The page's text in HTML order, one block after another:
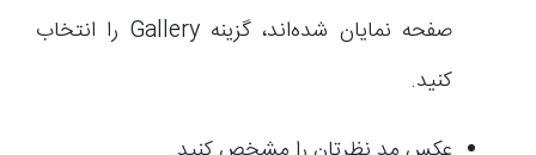
صفحه نمایان شده‌اند، گزینه Gallery را انتخاب
کنید.